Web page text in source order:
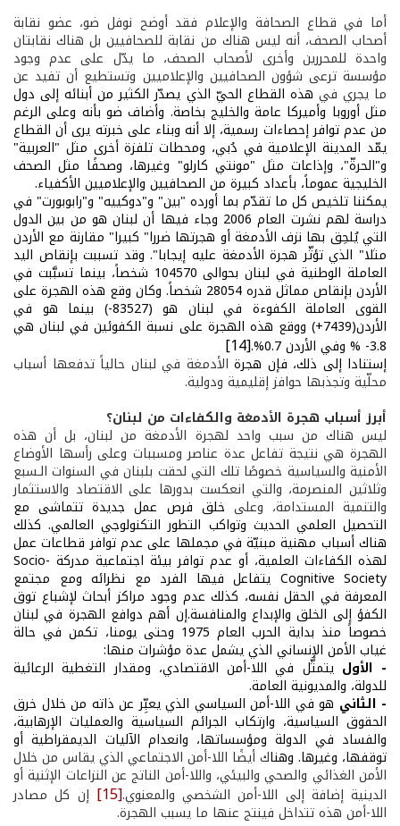
أما في قطاع الصحافة والإعلام فقد أوضح نوفل ضو، عضو نقابة
أصحاب الصحف، أنه ليس هناك من نقابة للصحافيين بل هناك نقابتان
واحدة للمحررين وأخرى لأصحاب الصحف، ما يدّل على عدم وجود
مؤسسة ترعى شؤون الصحافيين والإعلاميين وتستطيع أن تفيد عن
ما يجري في هذه القطاع الحيّ الذي يصدّر الكثير من أبنائه إلى دول
مثل أوروبا وأميركا عامة والخليج بخاصة. وأضاف ضو بأنه وعلى الرغم
من عدم توافر إحصاءات رسمية، إلا أنه وبناء على خبرته يرى أن القطاع
يمّد المدينة الإعلامية في دُبي، ومحطات تلفزة أخرى مثل "العربية"
و"الحرةّ"، وإذاعات مثل "مونتي كارلو" وغيرها، وصحفًا مثل الصحف
الخليجية عموماً، بأعداد كبيرة من الصحافيين والإعلاميين الأكفياء.
يمكننا تلخيص كل ما تقدّم بما أورده "بين" و"دوكييه" و"رابوبورت" في
دراسة لهم نشرت العام 2006 وجاء فيها أن لبنان هو من بين الدول
التي يُلحِق بها نزف الأدمغة أو هجرتها ضررا" كبيرا" مقارنة مع الأردن
مثلا" الذي تؤثّر هجرة الأدمغة عليه إيجابا". وقد تسببت بإنقاص اليد
العاملة الوطنية في لبنان بحوالى 104570 شخصاً، بينما تسبَّبت في
الأردن بإنقاص مماثل قدره 28054 شخصاً. وكان وقع هذه الهجرة على
القوى العاملة الكفوءة في لبنان هو (83527-) بينما هو في
الأردن(7439+) ووقع هذه الهجرة على نسبة الكفوئين في لبنان هي
3.8- % وفي الأردن 0.7%.
[14]
إستنادا إلى ذلك، فإن هجرة الأدمغة في لبنان حالياً تدفعها أسباب
محلّية وتجذبها حوافز إقليمية ودولية.
أبرز أسباب هجرة الأدمغة والكفاءات من لبنان؟
ليس هناك من سبب واحد لهجرة الأدمغة من لبنان، بل أن هذه
الهجرة هي نتيجة تفاعل عدة عناصر ومسببات وعلى رأسها الأوضاع
الأمنية والسياسية خصوصًا تلك التي لحقت بلبنان في السنوات الـسبع
وثلاثين المنصرمة، والتي انعكست بدورها على الاقتصاد والاستثمار
والتنمية المستدامة، وعلى خلق فرص عمل جديدة تتماشى مع
التحصيل العلمي الحديث وتواكب التطور التكنولوجي العالمي. كذلك
هناك أسباب مهنية مبنيّة في مجملها على عدم توافر قطاعات عمل
لهذه الكفاءات العلمية، أو عدم توافر بيئة اجتماعية مدركة Socio-
Cognitive Society يتفاعل فيها الفرد مع نظرائه ومع مجتمع
المعرفة في الحقل نفسه، كذلك عدم وجود مراكز أبحاث لإشباع توق
الكفؤ إلى الخلق والإبداع والمنافسة.إن أهم دوافع الهجرة في لبنان
خصوصاً منذ بداية الحرب العام 1975 وحتى يومنا، تكمن في حالة
غياب الأمن الإنساني الذي يشمل عدة مؤشرات منها:
- الأول يتمثَّل في اللا-أمن الاقتصادي، ومقدار التغطية الرعائية
للدولة، والمديونية العامة.
- الثاني هو في اللا-أمن السياسي الذي يعبِّر عن ذاته من خلال خرق
الحقوق السياسية، وارتكاب الجرائم السياسية والعمليات الإرهابية،
والفساد في الدولة ومؤسساتها، وانعدام الآليات الديمقراطية أو
توقفها، وغيرها. وهناك أيضًا اللا-أمن الاجتماعي الذي يقاس من خلال
الأمن الغذائي والصحي والبيئي، واللا-أمن الناتج عن النزاعات الإثنية أو
الدينية إضافة إلى اللا-أمن الشخصي والمعنوي.[15] إن كل مصادر
اللا-أمن هذه تتداخل فينتج عنها ما يسبب الهجرة.